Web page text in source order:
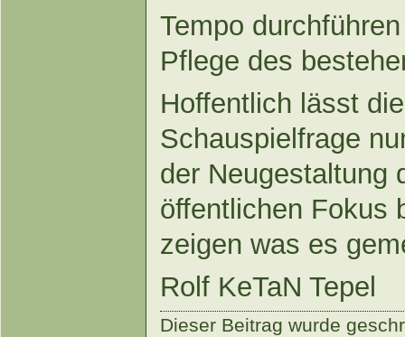
Tempo
Pflege des
Hoffentlich lässt
Schauspielfrage
der Neugestaltung
öffentlichen Fokus
zeigen was es
Rolf KeTaN Tepel
Dieser Beitrag wurde